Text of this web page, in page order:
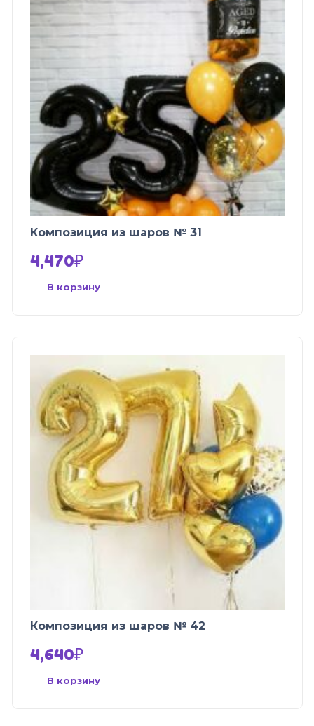
Композиция из шаров № 31
4,470₽
В корзину
Композиция из шаров № 42
4,640₽
В корзину